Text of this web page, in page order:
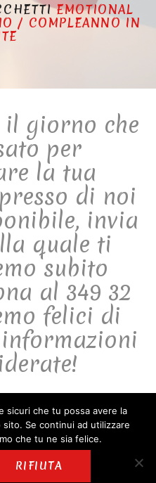
EMOTIONAL
/ COMPLEANNO IN
il giorno che
per
la tua
di noi
invia
quale ti
subito
al 349 32
felici di
Tutti i diritti riservati, vietata la
privacy|Informativa
sicuri che tu possa avere la
Se continui ad utilizzare
che tu ne sia felice.
RIFIUTA